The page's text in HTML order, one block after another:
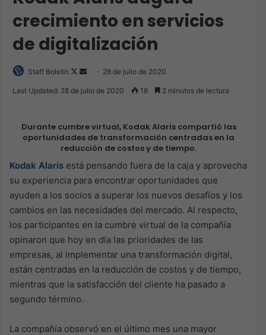
crecimiento en servicios
de digitalización
Staff Boletín
Follow
Send 28 de julio de 2020
Last Updated: 28 de julio de 2020 18 2 minutos de lectura
Durante cumbre virtual, Kodak Alaris compartió las
oportunidades de transformación centradas en la
reducción de costos y de tiempo.
Kodak Alaris está pensando fuera de la caja y aprovecha
su experiencia para encontrar oportunidades que
ayuden a los socios a superar los nuevos desafíos y los
cambios en las necesidades del mercado. Al respecto,
los participantes en la cumbre virtual de la compañía
opinaron que hoy en día las prioridades de las
empresas, al implementar una transformación digital,
están centradas en la reducción de costos y de tiempo,
mientras que la satisfacción del cliente ha pasado a
segundo término.
La compañía observó en el último mes una mayor